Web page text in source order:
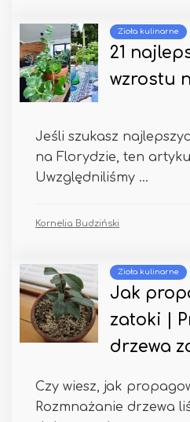
Zioła kulinarne
21
wzrostu
Jeśli szukasz
na Florydzie, ten
Uwzględniliśmy ...
Kornelia Budziński
Zioła kulinarne
Jak
zatoki |
drzewa
Czy wiesz, jak
Rozmnażanie drzewa